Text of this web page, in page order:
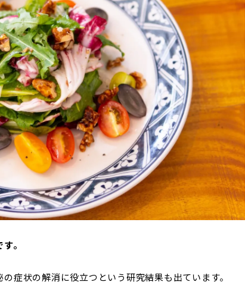
。
症状の解消に役立つという研究結果も出ています。